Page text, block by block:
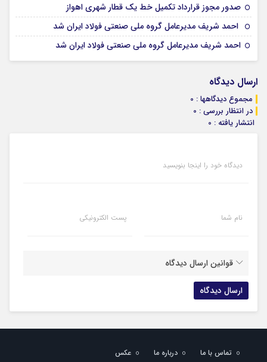
صدور مجوز قرارداد تکمیل خط یک قطار شهری اهواز
احمد شریف مدیرعامل گروه ملی صنعتی فولاد ایران شد
احمد شریف مدیرعامل گروه ملی صنعتی فولاد ایران شد
ارسال دیدگاه
مجموع دیدگاهها : 0
در انتظار بررسی : 0
انتشار یافته : 0
دیدگاه خود را اینجا بنویسید
نام شما پست الکترونیکی
قوانین ارسال دیدگاه
تماس با ما درباره ما عکس